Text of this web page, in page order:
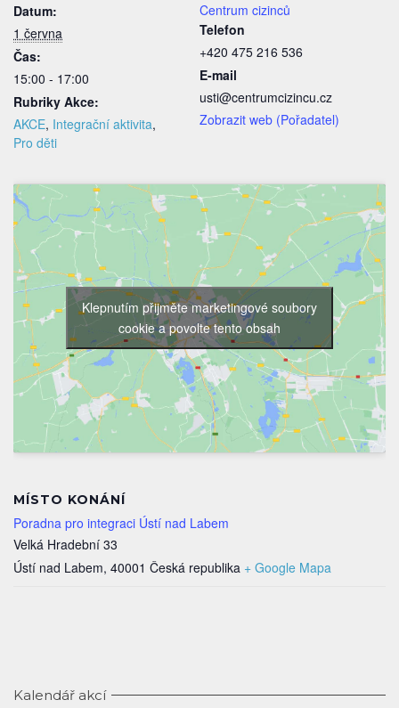
Datum:
1 června
Čas:
15:00 - 17:00
Rubriky Akce:
AKCE, Integrační aktivita,
Pro děti
Centrum cizinců
Telefon
+420 475 216 536
E-mail
usti@centrumcizincu.cz
Zobrazit web (Pořadatel)
MÍSTO KONÁNÍ
Poradna pro integraci Ústí nad Labem
Velká Hradební 33
Ústí nad Labem, 40001 Česká republika + Google Mapa
Klepnutím přijměte marketingové soubory
cookie a povolte tento obsah
Kalendář akcí